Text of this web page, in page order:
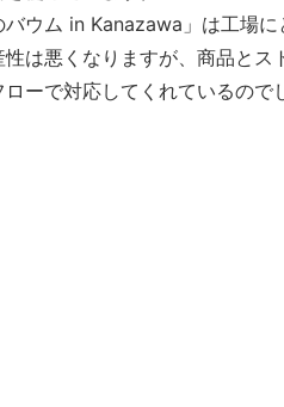
ウム in Kanazawa」は工場
は悪くなりますが、商品と
ーで対応してくれているので